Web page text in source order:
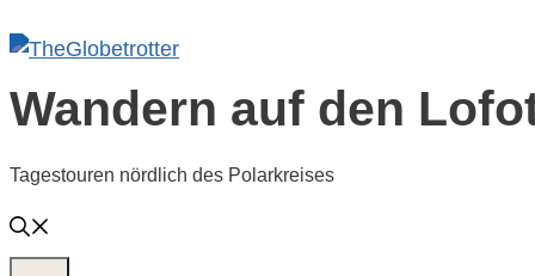
Inhalt
springen
Wandern auf den
Tagestouren nördlich des Polarkreises